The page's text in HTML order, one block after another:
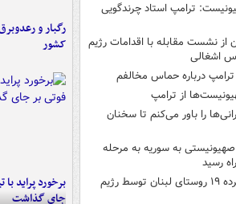
ترامپ استاد چرندگویی
از نشست مقابله با اقدامات رژیم
اشغالی
ترامپ درباره حماس مخالفم
از ترامپ
را باور می‌کنم تا سخنان
صهیونیستی به سوریه به مرحله
رسید
ویرانی گسترده ۱۹ روستای لبنان توسط رژیم
رگبار و
کشور
جای گذاشت